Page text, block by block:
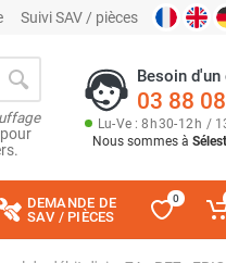
Suivi SAV / pièces
Besoin
03 88
Lu-Ve : 8h30-12h /
Nous sommes à
DEMANDE DE
SAV / PIÈCES
0